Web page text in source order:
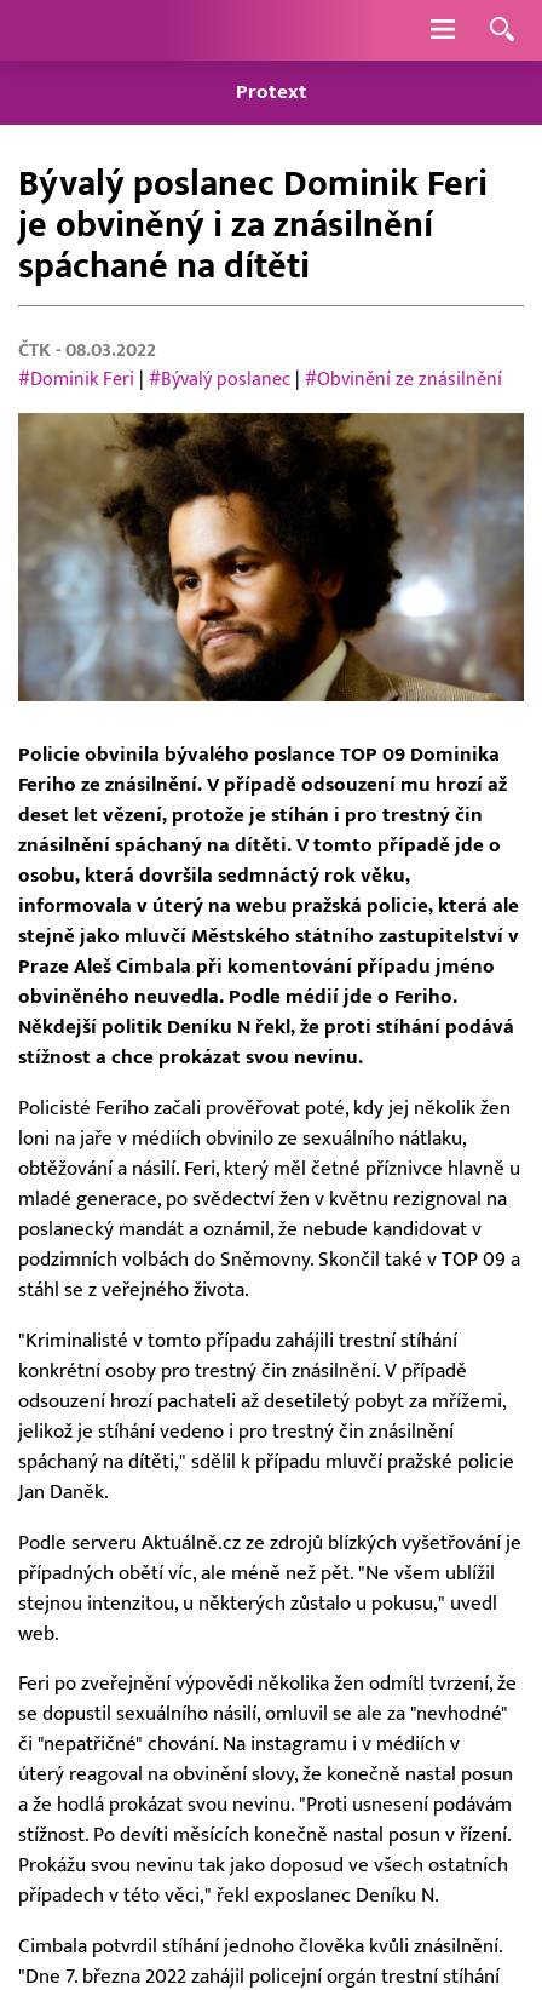
Navigace
Protext
Bývalý poslanec Dominik Feri
je obviněný i za znásilnění
spáchané na dítěti
ČTK - 08.03.2022
#Dominik Feri
#Bývalý poslanec #Obvinění ze znásilnění
Policie obvinila bývalého poslance TOP 09 Dominika
Feriho ze znásilnění. V případě odsouzení mu hrozí až
deset let vězení, protože je stíhán i pro trestný čin
znásilnění spáchaný na dítěti. V tomto případě jde o
osobu, která dovršila sedmnáctý rok věku,
informovala v úterý na webu pražská policie, která ale
stejně jako mluvčí Městského státního zastupitelství v
Praze Aleš Cimbala při komentování případu jméno
obviněného neuvedla. Podle médií jde o Feriho.
Někdejší politik Deníku N řekl, že proti stíhání podává
stížnost a chce prokázat svou nevinu.
Policisté Feriho začali prověřovat poté, kdy jej několik žen
loni na jaře v médiích obvinilo ze sexuálního nátlaku,
obtěžování a násilí. Feri, který měl četné příznivce hlavně u
mladé generace, po svědectví žen v květnu rezignoval na
poslanecký mandát a oznámil, že nebude kandidovat v
podzimních volbách do Sněmovny. Skončil také v TOP 09 a
stáhl se z veřejného života.
"Kriminalisté v tomto případu zahájili trestní stíhání
konkrétní osoby pro trestný čin znásilnění. V případě
odsouzení hrozí pachateli až desetiletý pobyt za mřížemi,
jelikož je stíhání vedeno i pro trestný čin znásilnění
spáchaný na dítěti," sdělil k případu mluvčí pražské policie
Jan Daněk.
Podle serveru Aktuálně.cz ze zdrojů blízkých vyšetřování je
případných obětí víc, ale méně než pět. "Ne všem ublížil
stejnou intenzitou, u některých zůstalo u pokusu," uvedl
web.
Feri po zveřejnění výpovědi několika žen odmítl tvrzení, že
se dopustil sexuálního násilí, omluvil se ale za "nevhodné"
či "nepatřičné" chování. Na instagramu i v médiích v
úterý reagoval na obvinění slovy, že konečně nastal posun
a že hodlá prokázat svou nevinu. "Proti usnesení podávám
stížnost. Po devíti měsících konečně nastal posun v řízení.
Prokážu svou nevinu tak jako doposud ve všech ostatních
případech v této věci," řekl exposlanec Deníku N.
Cimbala potvrdil stíhání jednoho člověka kvůli znásilnění.
"Dne 7. března 2022 zahájil policejní orgán trestní stíhání